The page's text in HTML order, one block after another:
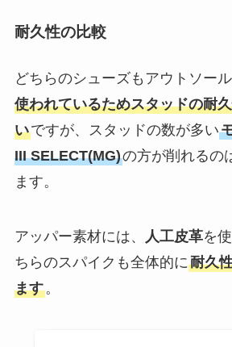
耐久性の比較
どちらのシューズもアウトソール
使われているためスタッドの耐
いですが、スタッドの数が多い
III SELECT(MG)の方が削れるの
ます。
アッパー素材には、 人工皮革を
ちらのスパイクも全体的に耐久
ます。